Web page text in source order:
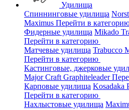
Удилища
Спиннинговые удилища
Maximus Перейти в
Фидерные удилища Mikado
Перейти в категорию
Матчевые удилища Trabucco
Перейти в категорию
Кастинговые, джерковые
Major Craft Graphiteleader
Карповые удилища Kosadaka
Перейти в категорию
Нахлыстовые удилища